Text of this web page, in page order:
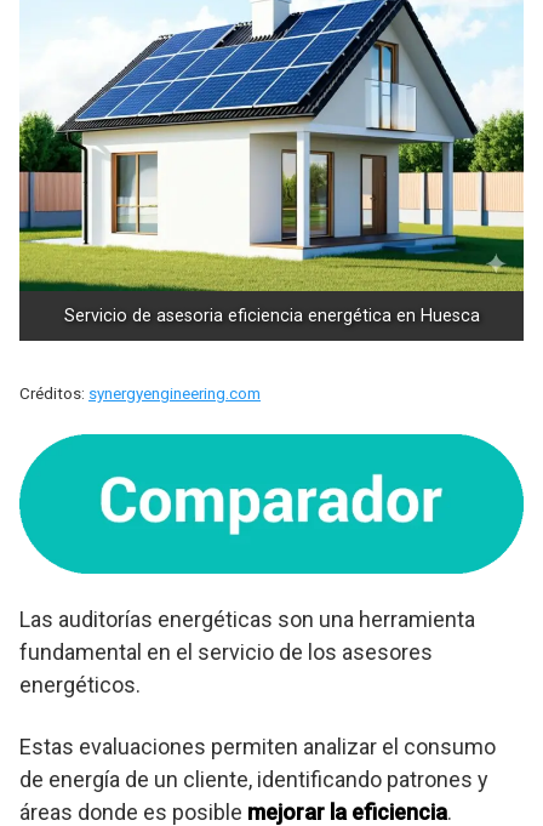
Servicio de asesoria eficiencia energética en Huesca
Créditos: synergyengineering.com
Las auditorías energéticas son una herramienta
fundamental en el servicio de los asesores
energéticos.
Estas evaluaciones permiten analizar el consumo
de energía de un cliente, identificando patrones y
áreas donde es posible mejorar la eficiencia.